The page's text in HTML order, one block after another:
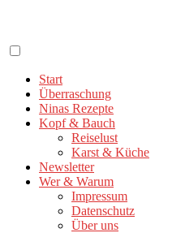
springen
Start
Überraschung
Ninas Rezepte
Kopf & Bauch
Reiselust
Karst & Küche
Newsletter
Wer & Warum
Impressum
Datenschutz
Über uns